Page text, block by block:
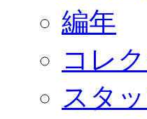
編年
コレ
スタ